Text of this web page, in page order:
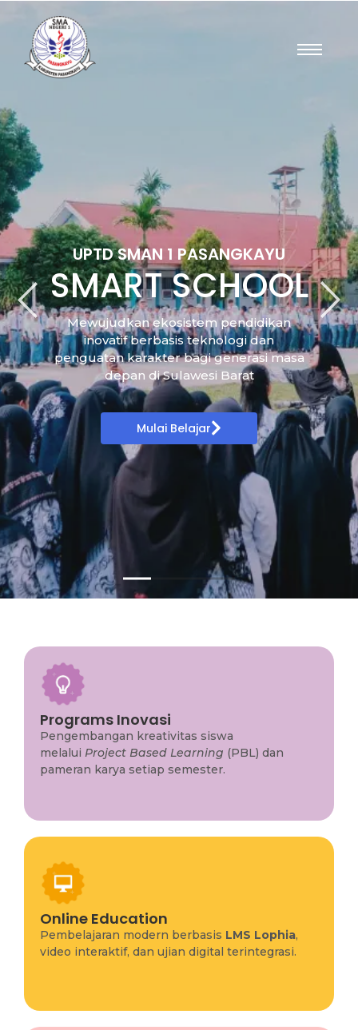
UPTD SMAN 1 PASANGKAYU​
SMART SCHOOL
Mewujudkan ekosistem pendidikan
inovatif berbasis teknologi dan
penguatan karakter bagi generasi masa
depan di Sulawesi Barat
Mulai Belajar
Programs Inovasi
Pengembangan kreativitas siswa
melalui Project Based Learning (PBL) dan
pameran karya setiap semester.
Pengembangan kreativitas siswa
Project Based Learning
(PBL) dan
pameran karya setiap semester.
Online Education
Pembelajaran modern berbasis LMS Lophia,
video interaktif, dan ujian digital terintegrasi.
Pembelajaran modern berbasis
LMS Lophia
,
video interaktif, dan ujian digital terintegrasi.